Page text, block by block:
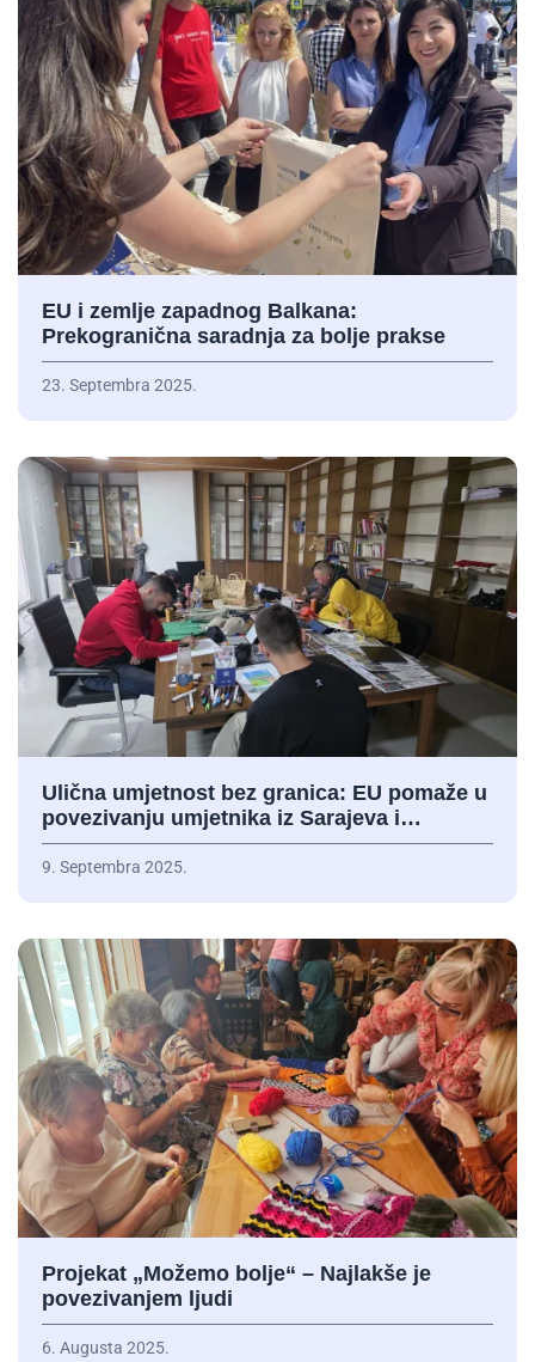
EU i zemlje zapadnog Balkana:
Prekogranična saradnja za bolje prakse
23. Septembra 2025.
Ulična umjetnost bez granica: EU pomaže u
povezivanju umjetnika iz Sarajeva i…
9. Septembra 2025.
Projekat „Možemo bolje“ – Najlakše je
povezivanjem ljudi
6. Augusta 2025.